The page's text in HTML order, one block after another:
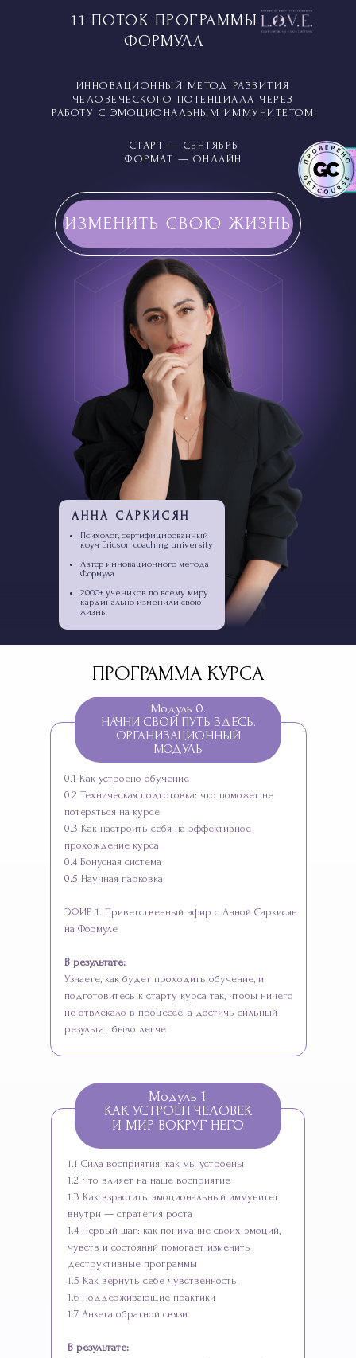
ИННОВАЦИОННЫЙ МЕТОД РАЗВИТИЯ
ЧЕЛОВЕЧЕСКОГО ПОТЕНЦИАЛА ЧЕРЕЗ
РАБОТУ С ЭМОЦИОНАЛЬНЫМ ИММУНИТЕТОМ
СТАРТ — СЕНТЯБРЬ
ФОРМАТ — ОНЛАЙН
11 ПОТОК ПРОГРАММЫ
ФОРМУЛА
ИЗМЕНИТЬ СВОЮ ЖИЗНЬ
Психолог, сертифицированный
коуч Ericson coaching university
Автор инновационного метода
Формула
2000+ учеников по всему миру
кардинально изменили свою
жизнь
АННА САРКИСЯН
0.1 Как устроено обучение
0.2 Техническая подготовка: что поможет не
потеряться на курсе
0.3 Как настроить себя на эффективное
прохождение курса
0.4 Бонусная система
0.5 Научная парковка
ЭФИР 1. Приветственный эфир с Анной Саркисян
на Формуле
В результате:
Узнаете, как будет проходить обучение, и
подготовитесь к старту курса так, чтобы ничего
не отвлекало в процессе, а достичь сильный
результат было легче
Модуль 0.
НАЧНИ СВОЙ ПУТЬ ЗДЕСЬ.
ОРГАНИЗАЦИОННЫЙ
МОДУЛЬ
1.1 Сила восприятия: как мы устроены
1.2 Что влияет на наше восприятие
1.3 Как взрастить эмоциональный иммунитет
внутри — стратегия роста
1.4 Первый шаг: как понимание своих эмоций,
чувств и состояний помогает изменить
деструктивные программы
1.5 Как вернуть себе чувственность
1.6 Поддерживающие практики
1.7 Анкета обратной связи
В результате:
Модуль 1.
КАК УСТРОЕН ЧЕЛОВЕК
И МИР ВОКРУГ НЕГО
ПРОГРАММА КУРСА